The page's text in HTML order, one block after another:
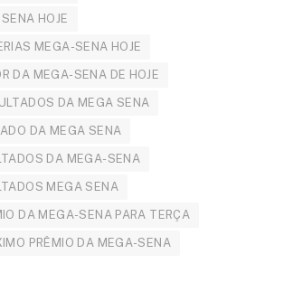
HOJE
MEGA-SENA HOJE
DA MEGA-SENA DE HOJE
DA MEGA SENA
DA MEGA SENA
DA MEGA-SENA
MEGA SENA
DA MEGA-SENA PARA TERÇA
PRÊMIO DA MEGA-SENA